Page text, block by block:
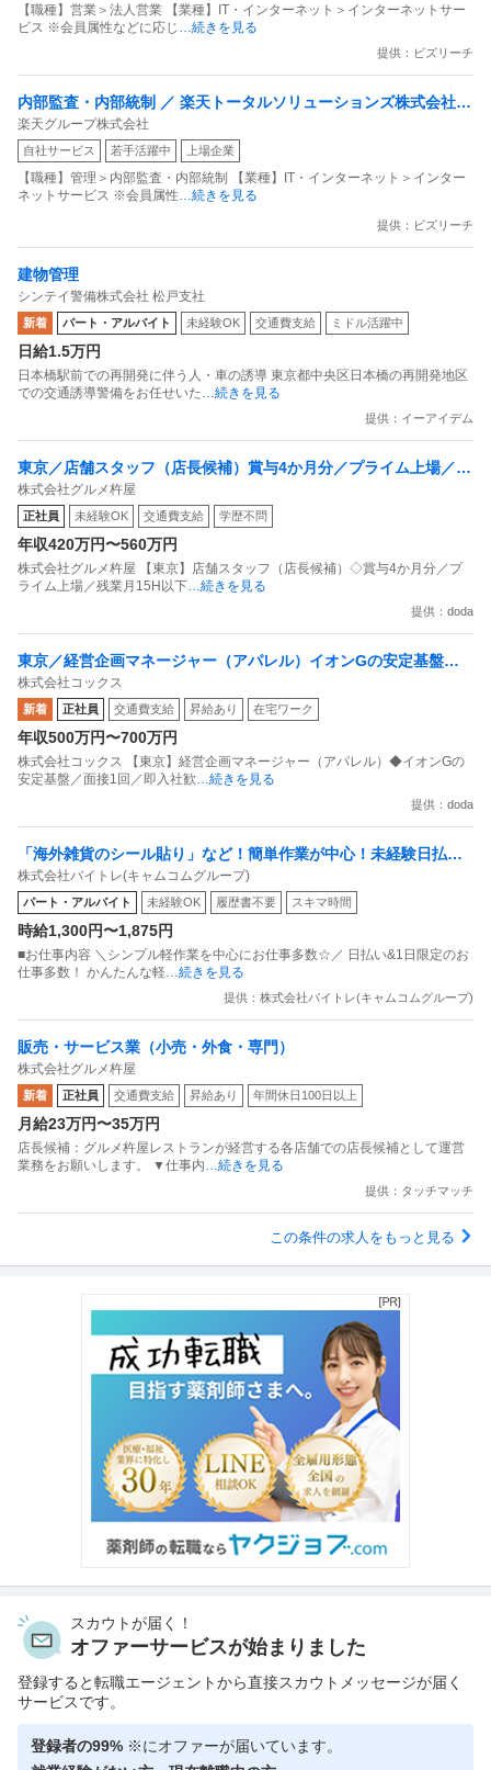
【職種】営業＞法人営業 【業種】IT・インターネット＞インターネットサー
ビス ※会員属性などに応じ
…続きを見る
提供：ビズリーチ
内部監査・内部統制 ／ 楽天トータルソリューションズ株式会社
戦略事業コンプライアンス支援部 業務統制支援課：ショップコン
プライアンス推進担当（SBCSD）
楽天グループ株式会社
自社サービス 若手活躍中 上場企業
【職種】管理＞内部監査・内部統制 【業種】IT・インターネット＞インター
ネットサービス ※会員属性 …続きを見る
提供：ビズリーチ
建物管理
シンテイ警備株式会社 松戸支社
新着 パート・アルバイト 未経験OK 交通費支給 ミドル活躍中
日給1.5万円
日本橋駅前での再開発に伴う人・車の誘導 東京都中央区日本橋の再開発地区
での交通誘導警備をお任せいた …続きを見る
提供：イーアイデム
東京／店舗スタッフ（店長候補）賞与4か月分／プライム上場／残
業月15H以下／新店オープン多数
株式会社グルメ杵屋
正社員 未経験OK 交通費支給 学歴不問
年収420万円〜560万円
株式会社グルメ杵屋 【東京】店舗スタッフ（店長候補）◇賞与4か月分／プ
ライム上場／残業月15H以下 …続きを見る
提供：doda
東京／経営企画マネージャー（アパレル）イオンGの安定基盤／
面接1回／即入社歓迎
株式会社コックス
新着 正社員 交通費支給 昇給あり 在宅ワーク
年収500万円〜700万円
株式会社コックス 【東京】経営企画マネージャー（アパレル）◆イオンGの
安定基盤／面接1回／即入社歓 …続きを見る
提供：doda
「海外雑貨のシール貼り」など！簡単作業が中心！未経験日払い
OK！簡単
株式会社バイトレ(キャムコムグループ)
パート・アルバイト 未経験OK 履歴書不要 スキマ時間
時給1,300円〜1,875円
■お仕事内容 ＼シンプル軽作業を中心にお仕事多数☆／ 日払い&1日限定のお
仕事多数！ かんたんな軽 …続きを見る
提供：株式会社バイトレ(キャムコムグループ)
販売・サービス業（小売・外食・専門）
株式会社グルメ杵屋
新着 正社員 交通費支給 昇給あり 年間休日100日以上
月給23万円〜35万円
店長候補：グルメ杵屋レストランが経営する各店舗での店長候補として運営
業務をお願いします。 ▼仕事内 …続きを見る
提供：タッチマッチ
この条件の求人をもっと見る
スカウトが届く！
オファーサービスが始まりました
登録すると転職エージェントから直接スカウトメッセージが届く
サービスです。
登録者の99% ※にオファーが届いています。